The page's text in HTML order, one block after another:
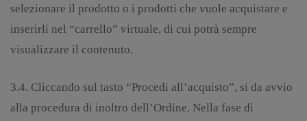
selezionare il prodotto o i prodotti che vuole acquistare e
inserirli nel “carrello” virtuale, di cui potrà sempre
visualizzare il contenuto.
3.4. Cliccando sul tasto “Procedi all’acquisto”, si da avvio
alla procedura di inoltro dell’Ordine. Nella fase di